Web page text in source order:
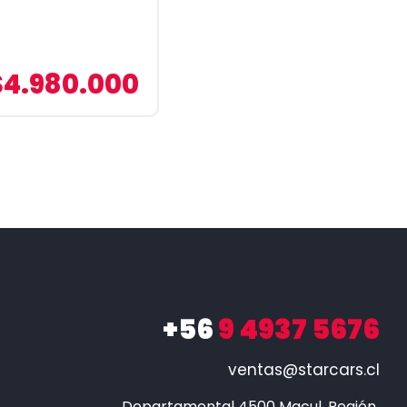
+569 4937 5676
ventas@starcars.cl